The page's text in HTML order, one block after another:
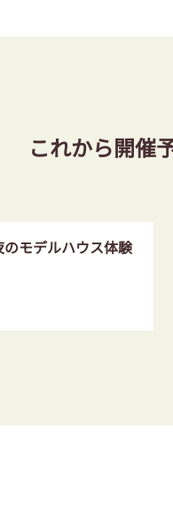
これから開催
のモデルハウス体験